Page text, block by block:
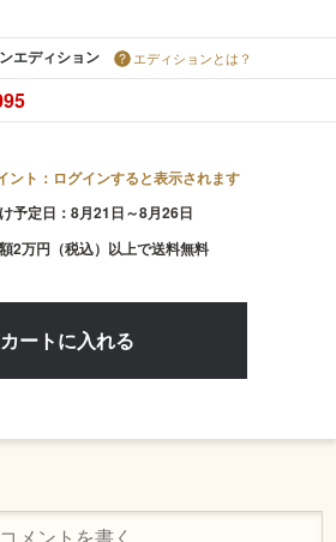
エディション エディションとは？
ント：ログインすると表示されます
予定日：8月21日～8月26日
2万円（税込）以上で送料無料